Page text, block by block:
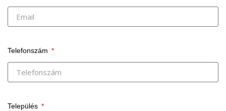
Telefonszám
Település